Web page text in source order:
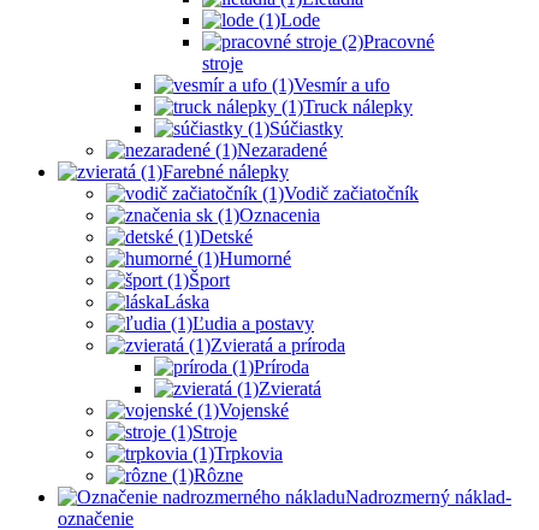
Lode
Pracovné
stroje
Vesmír a ufo
Truck nálepky
Súčiastky
Nezaradené
Farebné nálepky
Vodič začiatočník
Oznacenia
Detské
Humorné
Šport
Láska
Ľudia a postavy
Zvieratá a príroda
Príroda
Zvieratá
Vojenské
Stroje
Trpkovia
Rôzne
Nadrozmerný náklad-
označenie